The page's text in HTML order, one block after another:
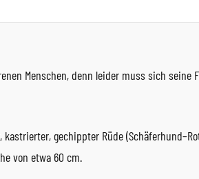
Menschen, denn leider muss sich seine
kastrierter, gechippter Rüde
von etwa 60 cm.